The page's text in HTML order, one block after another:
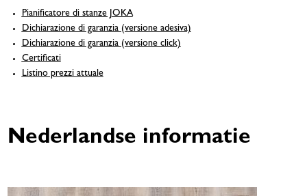
Pianificatore di stanze JOKA
Dichiarazione di garanzia (versione adesiva)
Dichiarazione di garanzia (versione click)
Certificati
Listino prezzi attuale
Nederlandse informatie